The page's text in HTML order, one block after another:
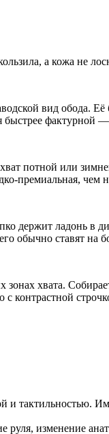
а кожа не
вид обода.
фактурной —
потной или
премиальная, чем
держит ладонь в
обычно ставят на
хвата.
контрастной
тактильностью.
изменение